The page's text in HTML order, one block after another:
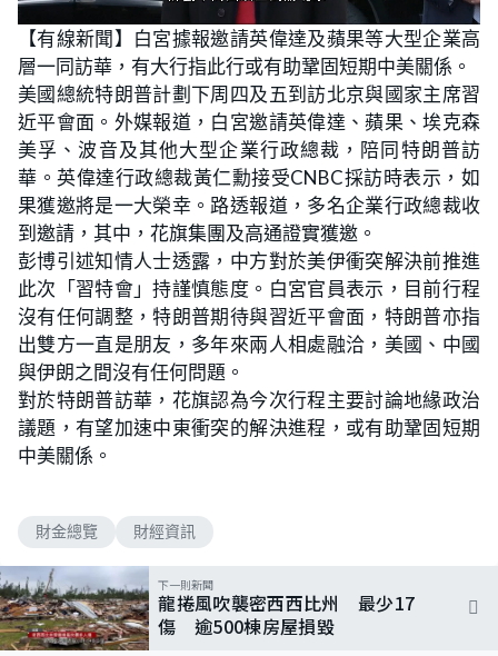
n
m
t
e
L
o
a
d
e
d
:
3
0
.
3
4
%
【有線新聞】白宮據報邀請英偉達及蘋果等大型企業高
層一同訪華，有大行指此行或有助鞏固短期中美關係。
美國總統特朗普計劃下周四及五到訪北京與國家主席習
近平會面。外媒報道，白宮邀請英偉達、蘋果、埃克森
美孚、波音及其他大型企業行政總裁，陪同特朗普訪
華。英偉達行政總裁黃仁勳接受CNBC採訪時表示，如
果獲邀將是一大榮幸。路透報道，多名企業行政總裁收
到邀請，其中，花旗集團及高通證實獲邀。
彭博引述知情人士透露，中方對於美伊衝突解決前推進
此次「習特會」持謹慎態度。白宮官員表示，目前行程
沒有任何調整，特朗普期待與習近平會面，特朗普亦指
出雙方一直是朋友，多年來兩人相處融洽，美國、中國
與伊朗之間沒有任何問題。
對於特朗普訪華，花旗認為今次行程主要討論地緣政治
議題，有望加速中東衝突的解決進程，或有助鞏固短期
中美關係。
財金總覽 財經資訊
下一則新聞
龍捲風吹襲密西西比州 最少17
傷 逾500棟房屋損毀